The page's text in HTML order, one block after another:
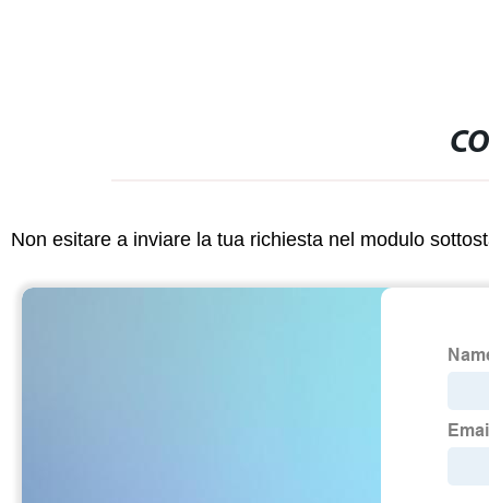
Non esitare a inviare la tua richiesta nel modulo